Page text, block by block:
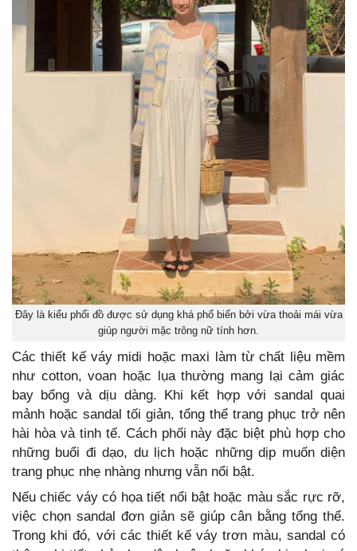
Đây là kiểu phối đồ được sử dụng khá phổ biến bởi vừa thoải mái vừa
giúp người mặc trông nữ tính hơn.
Các thiết kế váy midi hoặc maxi làm từ chất liệu mềm
như cotton, voan hoặc lụa thường mang lại cảm giác
bay bổng và dịu dàng. Khi kết hợp với sandal quai
mảnh hoặc sandal tối giản, tổng thể trang phục trở nên
hài hòa và tinh tế. Cách phối này đặc biệt phù hợp cho
những buổi đi dạo, du lịch hoặc những dịp muốn diện
trang phục nhẹ nhàng nhưng vẫn nổi bật.
Nếu chiếc váy có họa tiết nổi bật hoặc màu sắc rực rỡ,
việc chọn sandal đơn giản sẽ giúp cân bằng tổng thể.
Trong khi đó, với các thiết kế váy trơn màu, sandal có